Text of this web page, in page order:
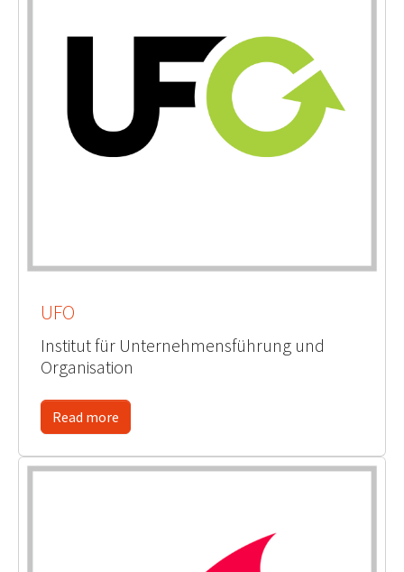
UFO
Institut für Unternehmensführung und
Organisation
Read more